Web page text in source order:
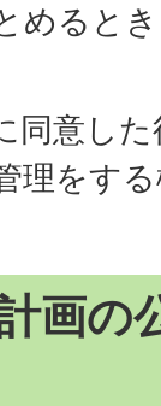
めると
同意し
理をす
画の